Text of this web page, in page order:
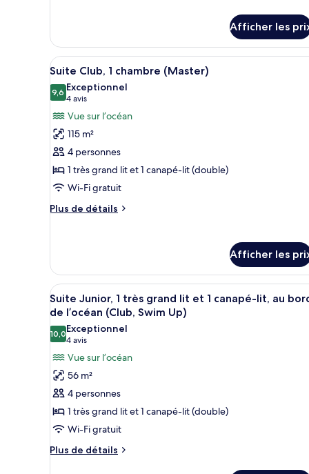
Suite
Double
Resort
View
Junior
Suite
Double
Afficher les
Afficher
toutes
les
photos
pour
ce
type
de
chambre :
Suite
(Master)
Une chambre d’hôtel
12
Suite Club, 1 chambre (Master)
9,69,6 sur 10
Exceptionnel
4 avis
(4 avis)
Vue sur l’océan
115 m²
4 personnes
1 très grand lit et 1 canapé-lit (double)
Wi-Fi gratuit
Plus de détails
Plus
Club,
chambre
(Master)
Afficher les
Afficher
toutes
les
photos
pour
ce
type
de
chambre :
Suite
Junior,
Une chambre avec vue sur la
5
Suite Junior, 1 très grand lit et 1 canapé-lit, au
de l’océan (Club, Swim Up)
10,010,0 sur 10
Exceptionnel
4 avis
(4 avis)
Vue sur l’océan
56 m²
4 personnes
1 très grand lit et 1 canapé-lit (double)
Wi-Fi gratuit
Plus de détails
Plus